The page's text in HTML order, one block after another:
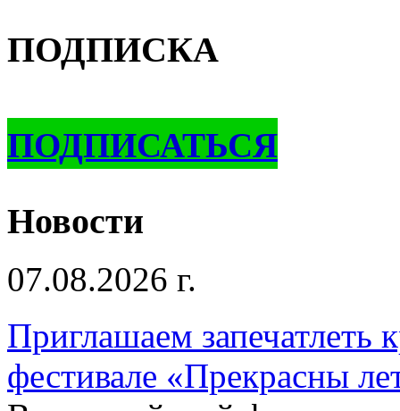
ПОДПИСКА
ПОДПИСАТЬСЯ
Новости
07.08.2026 г.
Приглашаем запечатлеть
фестивале «Прекрасны